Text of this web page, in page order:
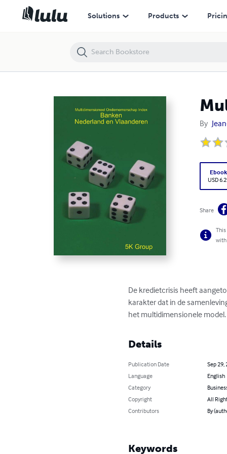
Solutions Products
By
Ebook
USD
Share
with
De kredietcrisis heeft
karakter dat in de
het multidimensionele model.
Details
Publication Date
Sep 29,
Language
English
Category
Copyright
All
Contributors
By
Keywords
Multidimensioneel Ondernemerschap Index - Banken